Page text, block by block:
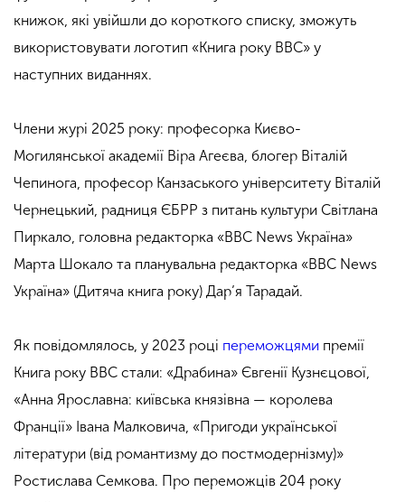
книжок, які увійшли до короткого списку, зможуть
використовувати логотип «Книга року ВВС» у
наступних виданнях.
Члени журі 2025 року: професорка Києво-
Могилянської академії Віра Агеєва, блогер Віталій
Чепинога, професор Канзаського університету Віталій
Чернецький, радниця ЄБРР з питань культури Світлана
Пиркало, головна редакторка «BBC News Україна»
Марта Шокало та планувальна редакторка «BBC News
Україна» (Дитяча книга року) Дар’я Тарадай.
Як повідомлялось, у 2023 році переможцями премії
Книга року ВВС стали: «Драбина» Євгенії Кузнєцової,
«Анна Ярославна: київська князівна — королева
Франції» Івана Малковича, «Пригоди української
літератури (від романтизму до постмодернізму)»
Ростислава Семкова. Про переможців 204 року